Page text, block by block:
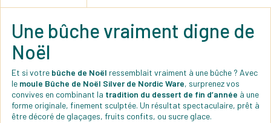
Une bûche vraiment digne de
Noël
Et si votre bûche de Noël ressemblait vraiment à une bûche ? Avec
le moule Bûche de Noël Silver de Nordic Ware, surprenez vos
convives en combinant la tradition du dessert de fin d’année à une
forme originale, finement sculptée. Un résultat spectaculaire, prêt à
être décoré de glaçages, fruits confits, ou sucre glace.